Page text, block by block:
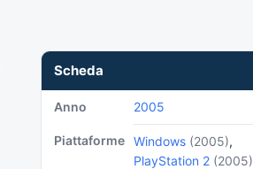
Scheda
Anno 2005
Piattaforme Windows (2005),
PlayStation 2 (2005)